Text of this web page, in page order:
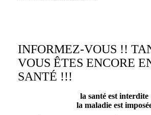
INFORMEZ-VOUS !!
VOUS ÊTES ENCORE
SANTÉ !!!
la santé est interdite
la maladie est